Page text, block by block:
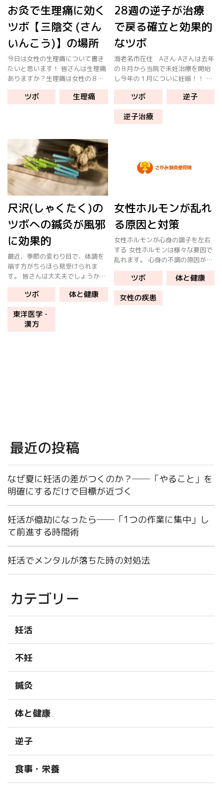
お灸で生理痛に効く
ツボ【三陰交 (さん
いんこう)】の場所
今日は女性の生理痛について書き
たいと思います！ 皆さんは生理痛
ありますか？生理痛は女性の８割
くらいの人が経験あるみたいで
す。 私も経験ありますよ！！！！
ツボ 生理痛
28週の逆子が治療
で戻る確立と効果的
なツボ
海老名市在住 Aさん Aさんは去年
の８月から当院で未妊治療を開始
し今年の１月についに妊娠！！ 妊
娠中のつわりやむくみ、便秘、仕
事での肩こり腰痛のケアをするた
めに妊娠してからも定期的に通院
していました。 妊娠２４週の時
ツボ
逆子
逆子治療
尺沢(しゃくたく)の
ツボへの鍼灸が風邪
に効果的
最近、季節の変わり目で、体調を
崩す方がちらほら見受けられま
す。 皆さんは大丈夫でしょうか？
先日来たクライアントさんは、風
邪をひいて鼻水は少し落ち着いた
けど、咳が出る。という方がいま
した。 見るからに辛そうな様子。
風邪 […]
ツボ
体と健康
東洋医学・
漢方
女性ホルモンが乱れ
る原因と対策
女性ホルモンが心身の調子を左右
する 女性ホルモンは様々な要因で
乱れます。 心身の不調の原因が女
性ホルモンが崩れたことで症状と
して現れることがあります。 原因
睡眠不足 ストレス 加齢 食生活 症
状 生理不順 肌荒れ 疲労 […]
ツボ
体と健康
女性の疾患
最近の投稿
なぜ夏に妊活の差がつくのか？──「やること」を
明確にするだけで目標が近づく
妊活が億劫になったら──「1つの作業に集中」し
て前進する時間術
妊活でメンタルが落ちた時の対処法
カテゴリー
妊活
不妊
鍼灸
体と健康
逆子
食事・栄養